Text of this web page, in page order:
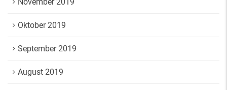
Oktober 2019
September 2019
August 2019